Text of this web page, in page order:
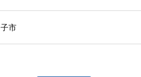
市